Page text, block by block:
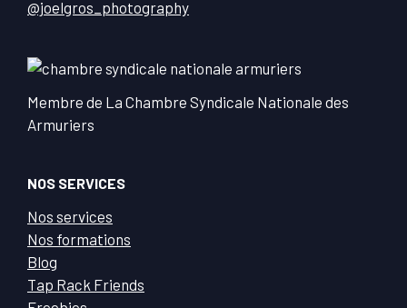
@joelgros_photography
Membre de La Chambre Syndicale Nationale des
Armuriers
NOS SERVICES
Nos services
Nos formations
Blog
Tap Rack Friends